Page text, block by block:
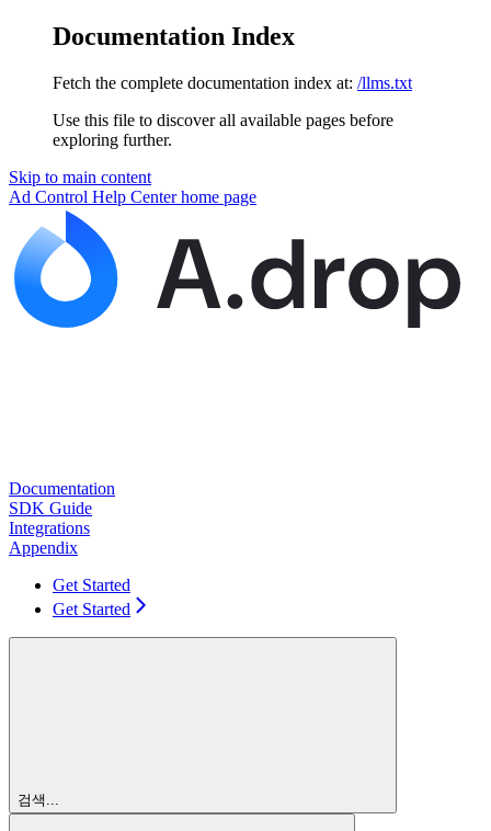
Documentation Index
Fetch the complete documentation index at: /llms.txt
Use this file to discover all available pages before
exploring further.
Skip to main content
Ad Control Help Centerhome page
Documentation
SDK Guide
Integrations
Appendix
Get Started
Get Started
검색...